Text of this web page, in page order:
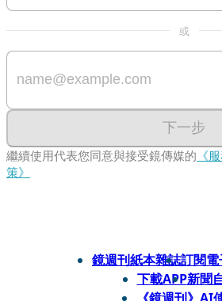
或
下一步
繼續使用代表您同意與接受鏡傳媒的 《
策》
鏡週刊紙本雜誌訂閱
下載APP新聞